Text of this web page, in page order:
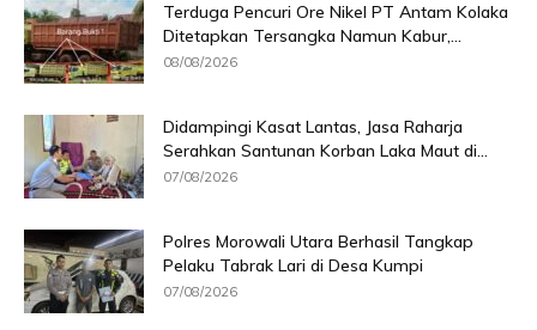
Terduga Pencuri Ore Nikel PT Antam Kolaka
Ditetapkan Tersangka Namun Kabur,...
08/08/2026
Didampingi Kasat Lantas, Jasa Raharja
Serahkan Santunan Korban Laka Maut di...
07/08/2026
Polres Morowali Utara Berhasil Tangkap
Pelaku Tabrak Lari di Desa Kumpi
07/08/2026